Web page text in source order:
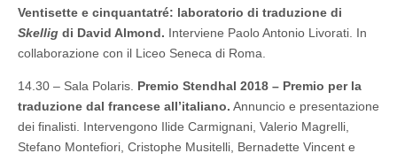
Ventisette e cinquantatré: laboratorio di traduzione di
Skellig di David Almond. Interviene Paolo Antonio Livorati. In
collaborazione con il Liceo Seneca di Roma.
14.30 – Sala Polaris. Premio Stendhal 2018 – Premio per la
traduzione dal francese all’italiano. Annuncio e presentazione
dei finalisti. Intervengono Ilide Carmignani, Valerio Magrelli,
Stefano Montefiori, Cristophe Musitelli, Bernadette Vincent e